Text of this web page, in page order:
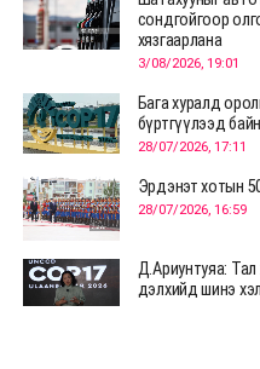
сондгойгоор
хязгаарлана
3/08/2026, 19:01
Бага хуралд
бүртгүүлээд
28/07/2026, 17:11
Эрдэнэт хотын
28/07/2026, 16:59
Д.Ариунтуяа:
дэлхийд шинэ